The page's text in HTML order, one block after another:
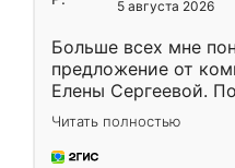
5 августа 2026
Больше всех мне
предложение от
Елены Сергеевой.
короткие сроки
для замера
предложил по моему
Читать полностью